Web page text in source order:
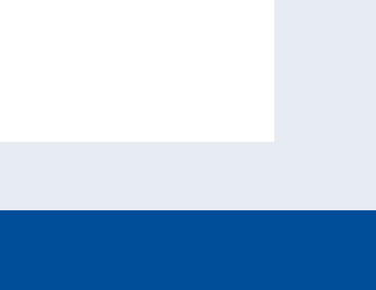
ALLE UNIVERSITÀ ITALIANE A.A. 2026/2027: